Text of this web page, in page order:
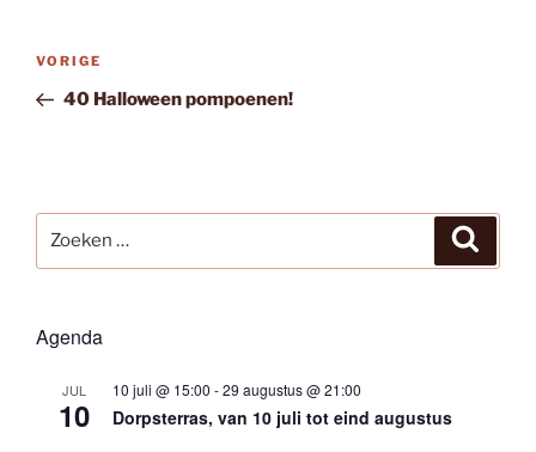
Bericht
Vorig
bericht
VORIGE
40 Halloween pompoenen!
naar:
Agenda
JUL
10
10 juli @ 15:00 -29 augustus @ 21:00
Dorpsterras, van 10 juli tot eind augustus